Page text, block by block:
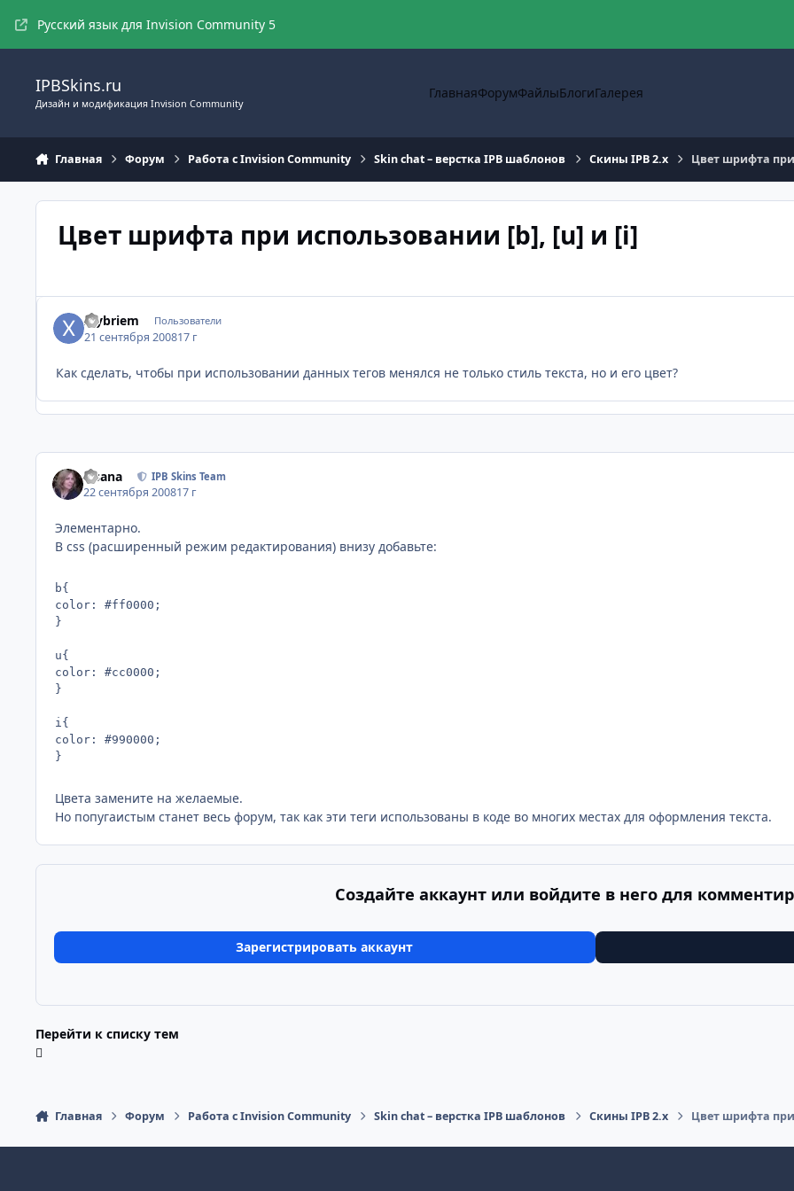
Русский язык для Invision Community 5
IPBSkins.ru
Дизайн и модификация Invision Community
ГлавнаяФорумФайлыБлогиГалерея
Главная Форум Работа с Invision Community Skin chat – верстка IPB шаблонов Скины IPB 2.x Цвет шрифта
Цвет шрифта при использовании [b], [u] и [i]
Xlybriem Пользователи
21 сентября 200817 г
Как сделать, чтобы при использовании данных тегов менялся не только стиль текста, но и его цвет?
Fisana IPB Skins Team
22 сентября 200817 г
Элементарно.
В css (расширенный режим редактирования) внизу добавьте:
b{
color: #ff0000;
}
u{
color: #cc0000;
}
i{
color: #990000;
}
Цвета замените на желаемые.
Но попугаистым станет весь форум, так как эти теги использованы в коде во многих местах для оформления текста.
Создайте аккаунт или войдите в него для
Зарегистрировать аккаунт
Перейти к списку тем
Главная Форум Работа с Invision Community Skin chat – верстка IPB шаблонов Скины IPB 2.x Цвет шрифта